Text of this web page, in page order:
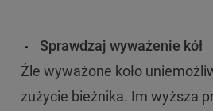
Sprawdzaj wyważenie kół
Źle wyważone koło
zużycie bieżnika. Im wyższa